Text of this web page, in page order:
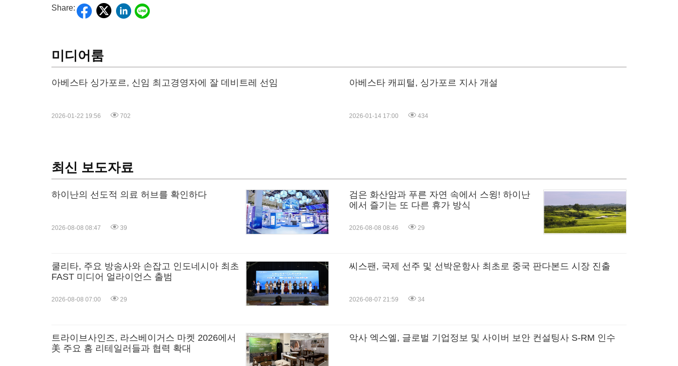
Share:
미디어룸
아베스타 싱가포르, 신임 최고경영자에 잘 데비트레 선임
2026-01-22 19:56 702
아베스타 캐피털, 싱가포르 지사 개설
2026-01-14 17:00 434
최신 보도자료
하이난의 선도적 의료 허브를 확인하다
2026-08-08 08:47 39
검은 화산암과 푸른 자연 속에서 스윙! 하이난
에서 즐기는 또 다른 휴가 방식
2026-08-08 08:46 29
쿨리타, 주요 방송사와 손잡고 인도네시아 최초
FAST 미디어 얼라이언스 출범
2026-08-08 07:00 29
씨스팬, 국제 선주 및 선박운항사 최초로 중국 판다본드 시장 진출
2026-08-07 21:59 34
트라이브사인즈, 라스베이거스 마켓 2026에서
美 주요 홈 리테일러들과 협력 확대
악사 엑스엘, 글로벌 기업정보 및 사이버 보안 컨설팅사 S-RM 인수